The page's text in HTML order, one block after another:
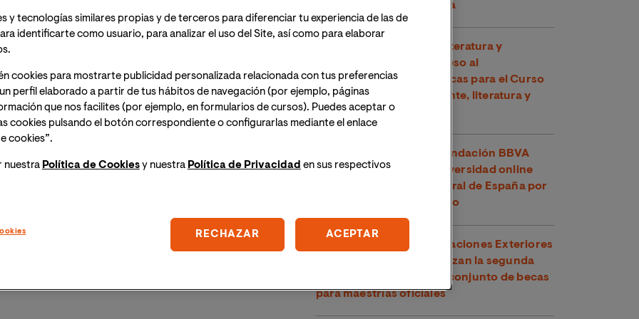
de Valencia junto a aulaPlaneta y con la
digitales a docentes latinoamericanos.
ellas sin coste alguno para los docentes.
digitales: Innovación y Tecnología en el aula’, creado
junto a aulaPlaneta y con la colaboración de la
ha tenido una gran acogida por parte de los
solicitudes de inscripción.
para los docentes y 100% online, desarrollado
de los países de Latinoamérica de las
la tecnología como herramienta de innovación
de digitalización educativa y docencia online y
en esenciales, tanto en la educación a distancia
Internacional de Valencia
La Cátedra Planeta de Literatura y
Sociedad impulsa el acceso al
conocimiento con 30 becas para el Curso
de Verano "Medio ambiente, literatura y
cómic"
El U-Ranking 2026 de Fundación BBVA
señala a VIU como la universidad online
con mejor inserción laboral de España por
segundo año consecutivo
VIU y el Ministerio de Relaciones Exteriores
y Culto de Costa Rica lanzan la segunda
edición de su programa conjunto de becas
para maestrías oficiales
y tecnologías similares propias y de terceros para diferenciar tu experiencia de las de
identificarte como usuario, para analizar el uso del Site, así como para elaborar
cookies para mostrarte publicidad personalizada relacionada con tus preferencias
perfil elaborado a partir de tus hábitos de navegación (por ejemplo, páginas
que nos facilites (por ejemplo, en formularios de cursos). Puedes aceptar o
cookies pulsando el botón correspondiente o configurarlas mediante el enlace
cookies”.
nuestra Política de Cookiesy nuestra Política de Privacidad en sus respectivos
RECHAZAR ACEPTAR